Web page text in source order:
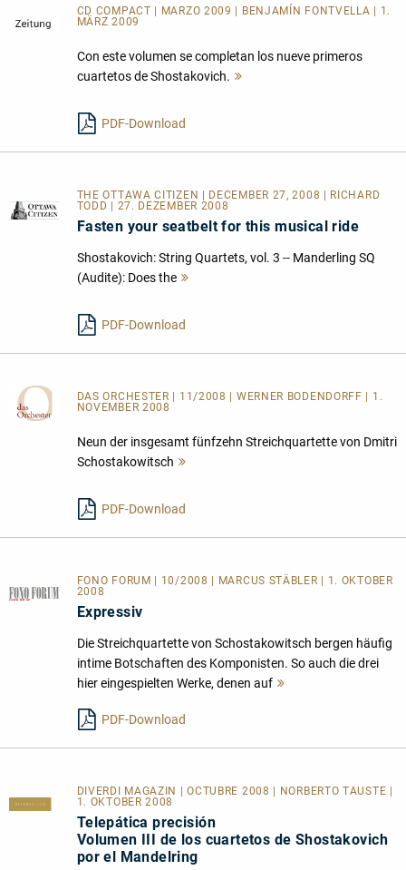
CD COMPACT | MARZO 2009 | BENJAMÍN FONTVELLA | 1.
MÄRZ 2009
Con este volumen se completan los nueve primeros
cuartetos de Shostakovich.
PDF-Download
THE OTTAWA CITIZEN | DECEMBER 27, 2008 | RICHARD
TODD | 27. DEZEMBER 2008
Fasten your seatbelt for this musical ride
Shostakovich: String Quartets, vol. 3 -- Manderling SQ
(Audite): Does the
PDF-Download
DAS ORCHESTER
| 11/2008 | WERNER BODENDORFF | 1.
NOVEMBER 2008
Neun der insgesamt fünfzehn Streichquartette von Dmitri
Schostakowitsch
PDF-Download
FONO FORUM | 10/2008 | MARCUS STÄBLER | 1. OKTOBER
2008
Expressiv
Die Streichquartette von Schostakowitsch bergen häufig
intime Botschaften des Komponisten. So auch die drei
hier eingespielten Werke, denen auf
PDF-Download
DIVERDI MAGAZIN | OCTUBRE 2008 | NORBERTO TAUSTE |
1. OKTOBER 2008
Telepática precisión
Volumen III de los cuartetos de Shostakovich
por el Mandelring